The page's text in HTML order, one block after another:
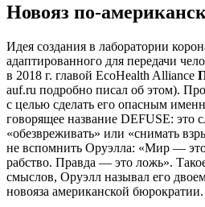
Новояз по-
Идея создания в лаборатории
адаптированного для передачи
в 2018 г. главой EcoHealth Alliance
auf.ru подробно писал об этом).
с целью сделать его опасным
говорящее название DEFUSE: это
«обезвреживать» или «снимать
не вспомнить Оруэлла: «Мир —
рабство. Правда — это ложь».
смыслов, Оруэлл называл его
новояза американской бюрократии.